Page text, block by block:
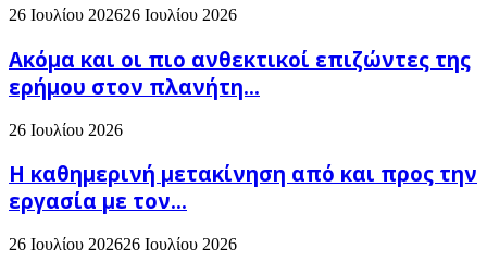
26 Ιουλίου 202626 Ιουλίου 2026
Ακόμα και οι πιο ανθεκτικοί επιζώντες της
ερήμου στον πλανήτη...
26 Ιουλίου 2026
H καθημερινή μετακίνηση από και προς την
εργασία με τον...
26 Ιουλίου 202626 Ιουλίου 2026